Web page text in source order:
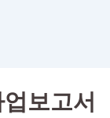
보고서